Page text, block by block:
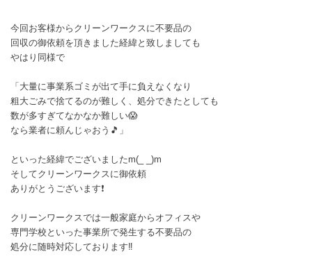
今回お客様からクリーンワークスに不要品の
回収の御依頼を頂きました経緯と致しましても
やはり同様で
「大量に事業系ゴミが出て手に負えなくなり
粗大ごみで捨てるのが難しく、処分できたとしても
数が多すぎてなかなか難しい😱
なら業者に頼んじゃおう🎵」
といった経緯でございましたm(_ _)m
そしてクリーンワークスに御依頼
ありがとうございます❗
クリーンワークスでは一般家庭からオフィスや
専門学校といった事業所で発生する不要品の
処分に随時対応しております‼️